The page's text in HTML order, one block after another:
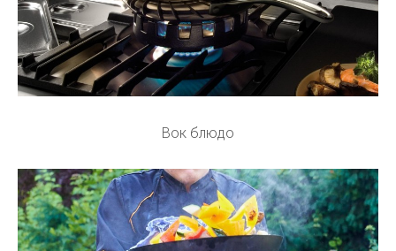
Вок блюдо